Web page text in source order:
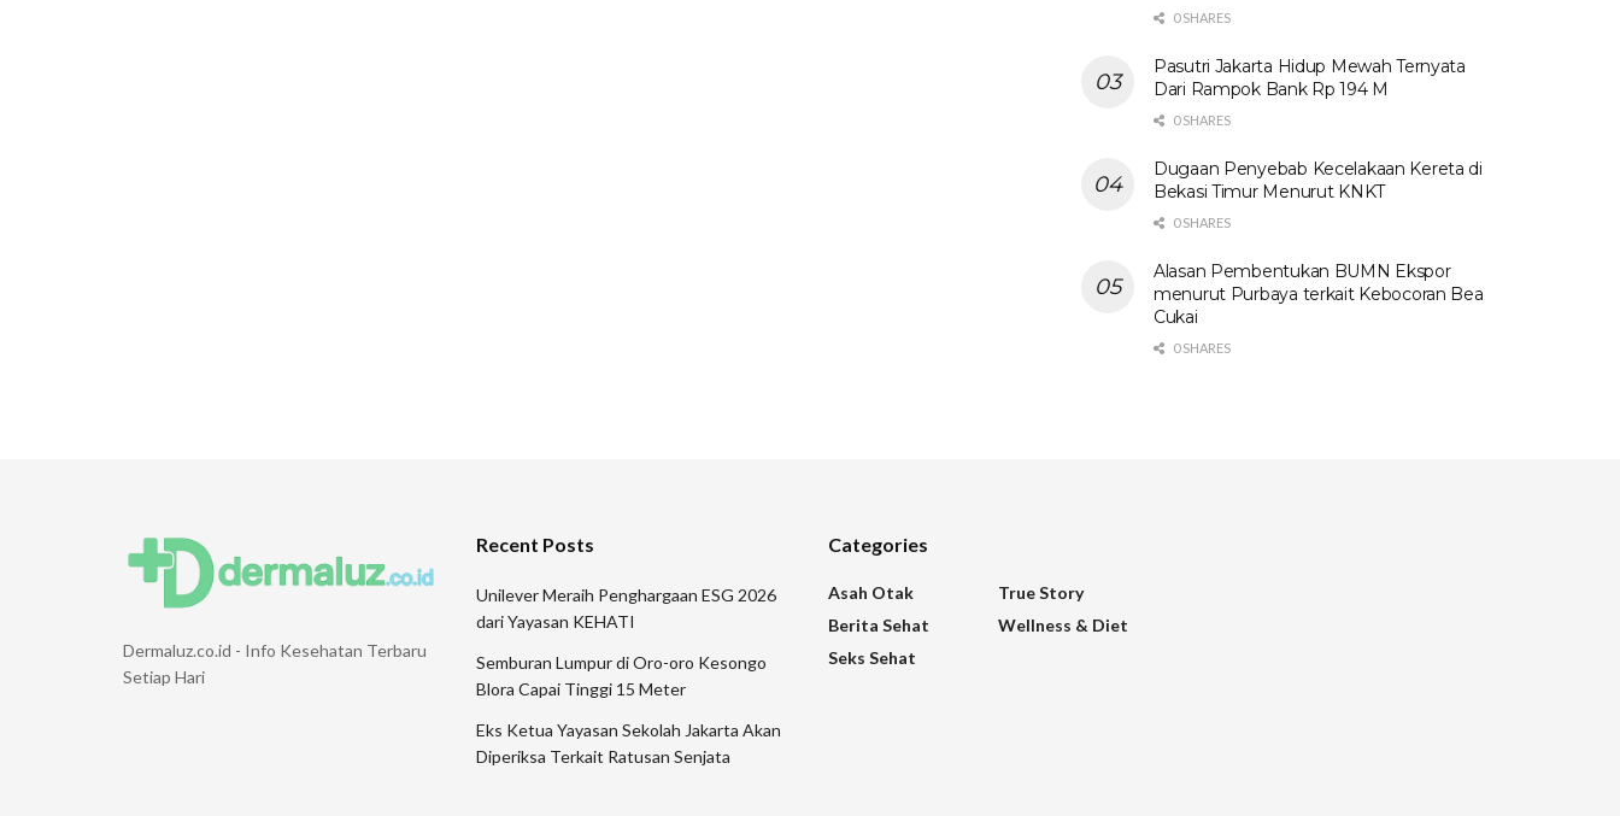
0 SHARES
Pasutri Jakarta Hidup Mewah Ternyata
Dari Rampok Bank Rp 194 M
0 SHARES
Dugaan Penyebab Kecelakaan Kereta di
Bekasi Timur Menurut KNKT
0 SHARES
Alasan Pembentukan BUMN Ekspor
menurut Purbaya terkait Kebocoran Bea
Cukai
0 SHARES
Dermaluz.co.id - Info Kesehatan Terbaru
Setiap Hari
Recent Posts
Unilever Meraih Penghargaan ESG 2026
dari Yayasan KEHATI
Semburan Lumpur di Oro-oro Kesongo
Blora Capai Tinggi 15 Meter
Eks Ketua Yayasan Sekolah Jakarta Akan
Diperiksa Terkait Ratusan Senjata
Categories
Asah Otak
Berita Sehat
Seks Sehat
True Story
Wellness & Diet